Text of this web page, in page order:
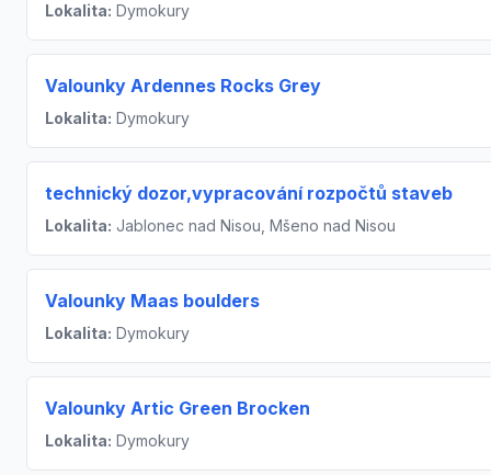
Lokalita: Dymokury
Valounky Ardennes Rocks Grey
Lokalita: Dymokury
technický dozor,vypracování rozpočtů staveb
Lokalita: Jablonec nad Nisou, Mšeno nad Nisou
Valounky Maas boulders
Lokalita: Dymokury
Valounky Artic Green Brocken
Lokalita: Dymokury